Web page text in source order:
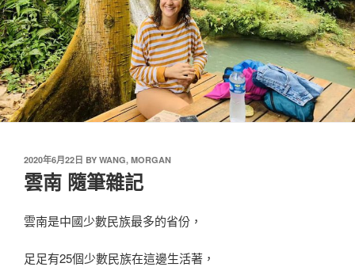
2020年6月22日 BY WANG, MORGAN
雲南 隨筆雜記
雲南是中國少數民族最多的省份，
足足有25個少數民族在這邊生活著，